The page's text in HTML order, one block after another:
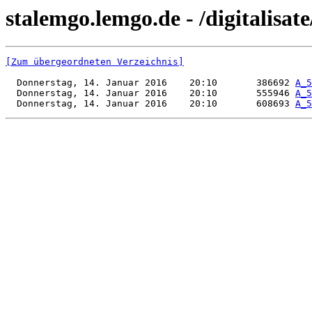
stalemgo.lemgo.de - /
[Zum übergeordneten Verzeichnis]
  Donnerstag, 14. Januar 2016    20:10       386692
  Donnerstag, 14. Januar 2016    20:10       555946
  Donnerstag, 14. Januar 2016    20:10       608693